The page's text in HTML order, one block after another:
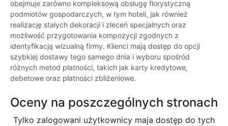
obejmuje zarówno kompleksową obsługę florystyczną
podmiotów gospodarczych, w tym hoteli, jak również
realizację stałych dekoracji i zleceń specjalnych oraz
możliwość przygotowania kompozycji zgodnych z
identyfikacją wizualną firmy. Klienci mają dostęp do opcji
szybkiej dostawy tego samego dnia i wyboru spośród
różnych metod płatności, takich jak karty kredytowe,
debetowe oraz płatności zbliżeniowe.
Oceny na poszczególnych stronach
Tylko zalogowani użytkownicy maja dostęp do tych